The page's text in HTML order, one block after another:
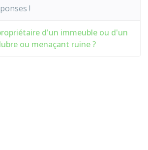
!
d'un immeuble ou d'un
ou menaçant ruine ?